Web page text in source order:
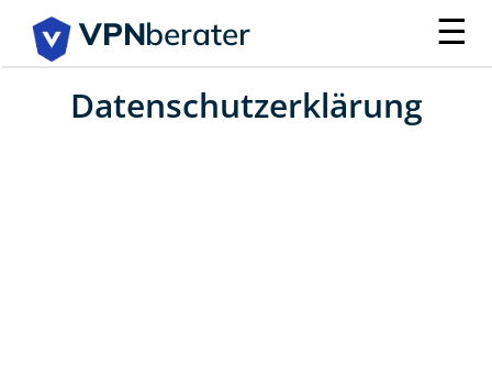
VPNberater ☰
Datenschutzerklärung